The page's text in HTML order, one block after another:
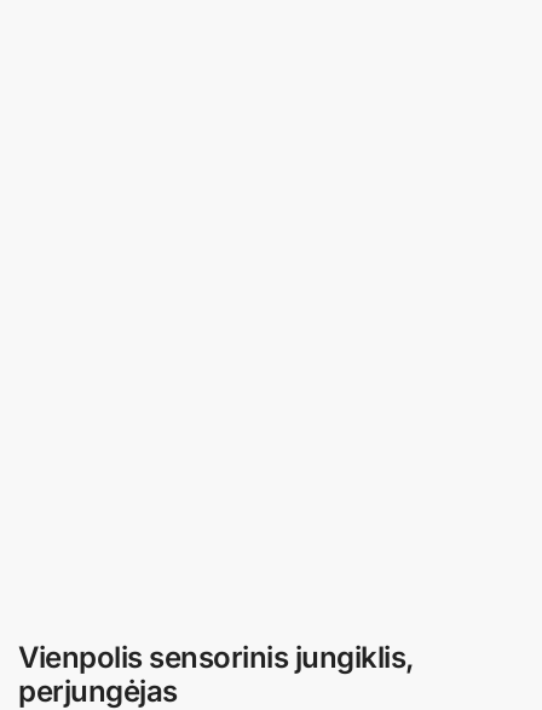
Vienpolis sensorinis jungiklis,
perjungėjas